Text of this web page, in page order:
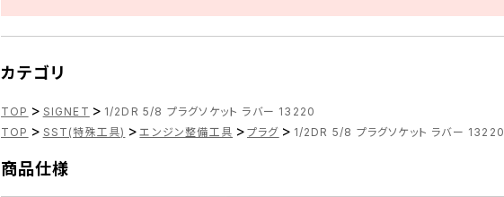
カテゴリ
TOP > SIGNET > 1/2DR 5/8 プラグソケット ラバー 13220
TOP > SST(特殊工具) > エンジン整備工具 > プラグ > 1/2DR 5/8 プラグソケット ラバー 13220
商品仕様